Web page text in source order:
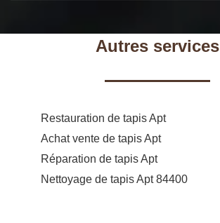
Autres services
Restauration de tapis Apt
Achat vente de tapis Apt
Réparation de tapis Apt
Nettoyage de tapis Apt 84400